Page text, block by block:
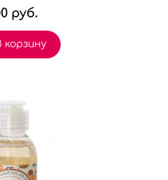
руб.
корзину